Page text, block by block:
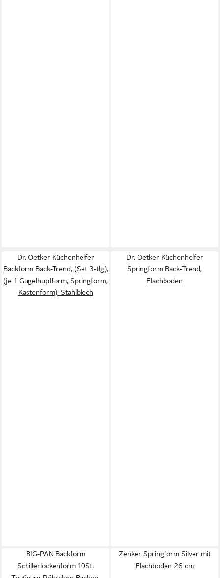
Dr. Oetker Küchenhelfer
Backform Back-Trend, (Set 3-tlg),
(je 1 Gugelhupfform, Springform,
Kastenform), Stahlblech
Dr. Oetker Küchenhelfer
Springform Back-Trend,
Flachboden
BIG-PAN Backform
Schillerlockenform 10St.
Zenker Springform Silver mit
Flachboden 26 cm